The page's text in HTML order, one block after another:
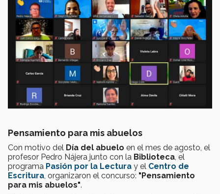
Pensamiento para mis abuelos
Con motivo del Día del abuelo en el mes de agosto, el
profesor Pedro Nájera junto con la Biblioteca, el
programa Pasión por la Lectura y el Centro de
Escritura, organizaron el concurso: "Pensamiento
para mis abuelos".